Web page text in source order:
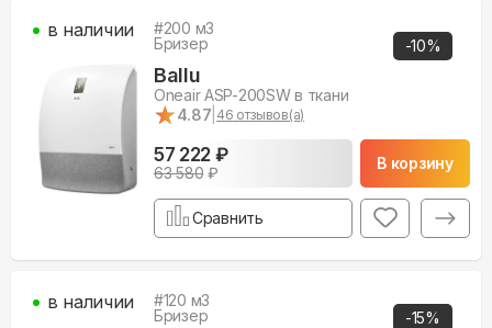
-10%
#200 м3
Бризер
Ballu
Oneair ASP-200SW в ткани
★
★4.87 46 отзывов(а)
57 222 ₽
63 580₽
В корзину
в наличии
Сравнить
-15%
#120 м3
Бризер
в наличии